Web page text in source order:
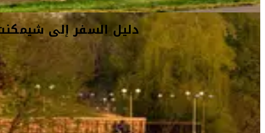
دليل السفر إلى شيمكنت
أفكار السفر
معلومات السفر
المعلومات الخاصة بالمطار